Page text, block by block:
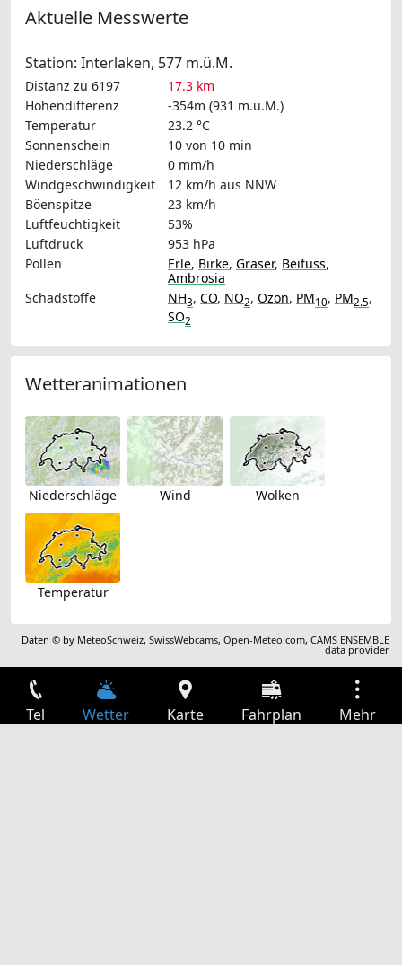
Aktuelle Messwerte
Station: Interlaken, 577 m.ü.M.
Distanz zu 6197
17.3 km
Höhendifferenz
-354m (931 m.ü.M.)
Temperatur
23.2 °C
Sonnenschein
10 von 10 min
Niederschläge
0 mm/h
Windgeschwindigkeit
12 km/h aus NNW
Böenspitze
23 km/h
Luftfeuchtigkeit
53%
Luftdruck
953 hPa
Pollen
Erle, Birke, Gräser, Beifuss,
Ambrosia
Schadstoffe
NH3, CO, NO2, Ozon, PM10, PM2.5,
SO2
Wetteranimationen
Niederschläge Wind Wolken
Temperatur
Daten © by MeteoSchweiz,SwissWebcams,Open-Meteo.com,CAMS ENSEMBLE
data provider
Tel Wetter Karte Fahrplan Mehr